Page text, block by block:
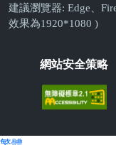
建議瀏覽器: Edge、
效果為1920*1080 )
網站安全策略